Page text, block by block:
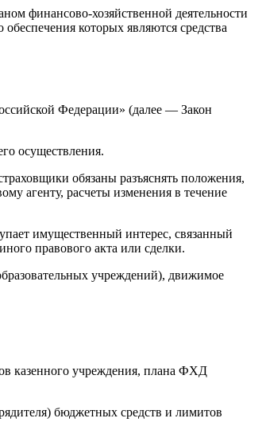
финансово-хозяйственной деятельности
которых являются средства
Федерации» (далее — Закон
осуществления.
обязаны разъяснять положения,
агенту, расчеты изменения в течение
имущественный интерес, связанный
правового акта или сделки.
учреждений), движимое
казенного учреждения, плана ФХД
бюджетных средств и лимитов